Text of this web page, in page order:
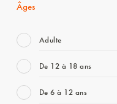
Âges
Adulte
De 12 à 18 ans
De 6 à 12 ans